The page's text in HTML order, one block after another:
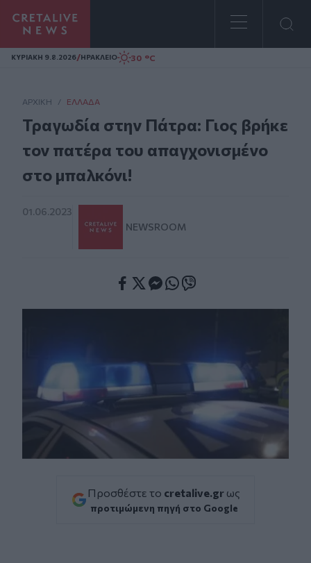
Homepage
ΚΥΡΙΑΚΗ 9.8.2026/ΗΡΑΚΛΕΙΟ 30 °C
ΑΡΧΙΚΗ / ΕΛΛΆΔΑ
Τραγωδία στην Πάτρα: Γιος βρήκε
τον πατέρα του απαγχονισμένο
στο μπαλκόνι!
01.06.2023
NEWSROOM
Προσθέστε το cretalive.gr ως
προτιμώμενη πηγή στο Google